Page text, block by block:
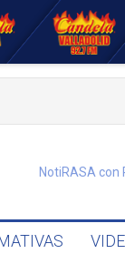
NotiRASA con